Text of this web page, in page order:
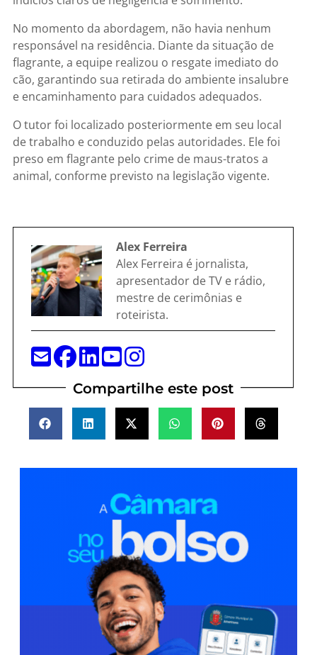
No momento da abordagem, não havia nenhum
responsável na residência. Diante da situação de
flagrante, a equipe realizou o resgate imediato do
cão, garantindo sua retirada do ambiente insalubre
e encaminhamento para cuidados adequados.
O tutor foi localizado posteriormente em seu local
de trabalho e conduzido pelas autoridades. Ele foi
preso em flagrante pelo crime de maus-tratos a
animal, conforme previsto na legislação vigente.
Alex Ferreira
Alex Ferreira é jornalista,
apresentador de TV e rádio,
mestre de cerimônias e
roteirista.
Compartilhe este post